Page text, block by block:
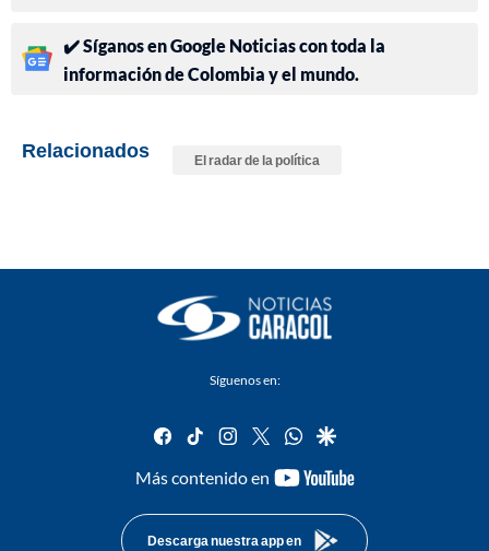
✔️ Síganos en Google Noticias con toda la
información de Colombia y el mundo.
Relacionados El radar de la política
Síguenos en:
facebook
tiktok instagram
twitterwhatsapp
google
Más contenido en
youtube-
Descarga nuestra app en